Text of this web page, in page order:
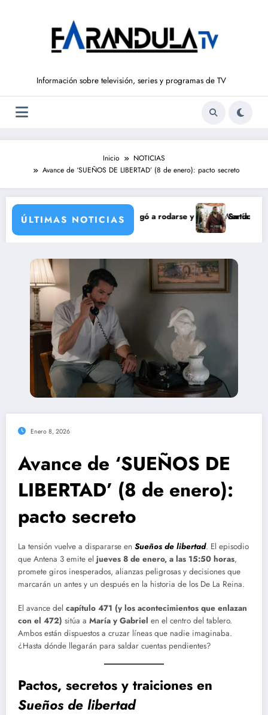
Información sobre televisión, series y programas de TV
Inicio
NOTICIAS
Avance de ‘SUEÑOS DE LIBERTAD’ (8 de enero): pacto secreto
ÚLTIMAS NOTICIAS
María Castro
Ordóñez que nunca llegó a rodarse y que convertía a Isabel Pantoja
‘Sandokán’ tendrá
Enero 8, 2026
Avance de ‘SUEÑOS DE
LIBERTAD’ (8 de enero):
pacto secreto
La tensión vuelve a dispararse en Sueños de libertad. El episodio
que Antena 3 emite el jueves 8 de enero, a las 15:50 horas,
promete giros inesperados, alianzas peligrosas y decisiones que
marcarán un antes y un después en la historia de los De La Reina.
El avance del capítulo 471 (y los acontecimientos que enlazan
con el 472) sitúa a María y Gabriel en el centro del tablero.
Ambos están dispuestos a cruzar líneas que nadie imaginaba.
¿Hasta dónde llegarán para saldar cuentas pendientes?
Pactos, secretos y traiciones en
Sueños de libertad